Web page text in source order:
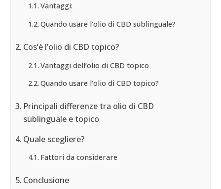
Vantaggi:
Quando usare l’olio di CBD sublinguale?
Cos’è l’olio di CBD topico?
Vantaggi dell’olio di CBD topico
Quando usare l’olio di CBD topico?
Principali differenze tra olio di CBD
sublinguale e topico
Quale scegliere?
Fattori da considerare
Conclusione